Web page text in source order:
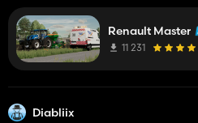
Renault Master
11 231
Diabliix